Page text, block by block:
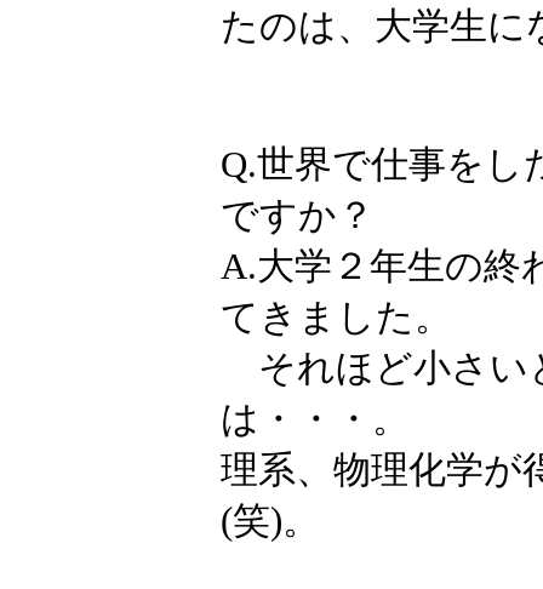
たのは、大学生に
Q.世界で仕事を
ですか？
A.大学２年生の終
てきました。
それほど小さい
は・・・。
理系、物理化学が
(笑)。